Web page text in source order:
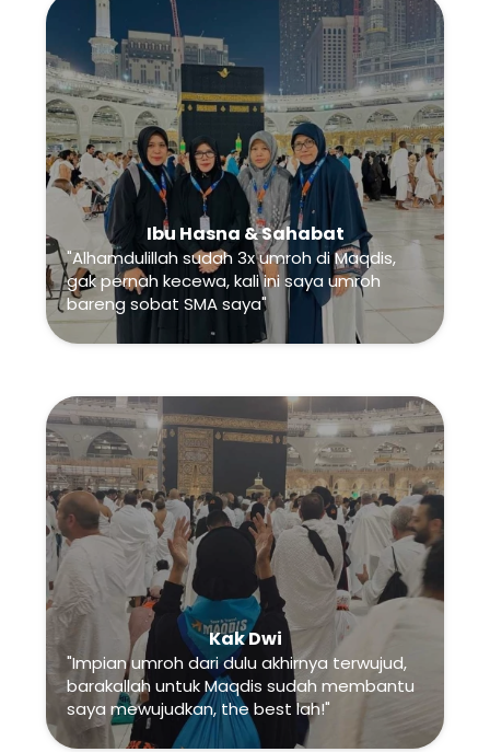
Ibu Hasna & Sahabat
"Alhamdulillah sudah 3x umroh di Maqdis,
gak pernah kecewa, kali ini saya umroh
bareng sobat SMA saya"
Kak Dwi
"Impian umroh dari dulu akhirnya terwujud,
barakallah untuk Maqdis sudah membantu
saya mewujudkan, the best lah!"